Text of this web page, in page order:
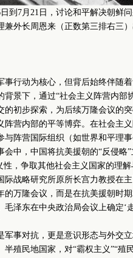
到7月21日，讨论和平解决朝鲜
兼外长周恩来（正数第三排右三）
动为核心，但背后始终伴随着
背景下，通过“社会主义阵营内部
的初步探索，为后续万隆会议的
内部的平等博弈。在社会主义
与阵营国际组织（如世界和平理
会中，中国将抗美援朝的“反侵略
性，争取其他社会主义国家的理解
战略研究所原所长宫力教授在主
的万隆会议，而是在抗美援朝时
毛泽东在中央政治局会议上确定‘
对抗，更是意识形态与外交立
半殖民地国家，对“霸权主义”“殖